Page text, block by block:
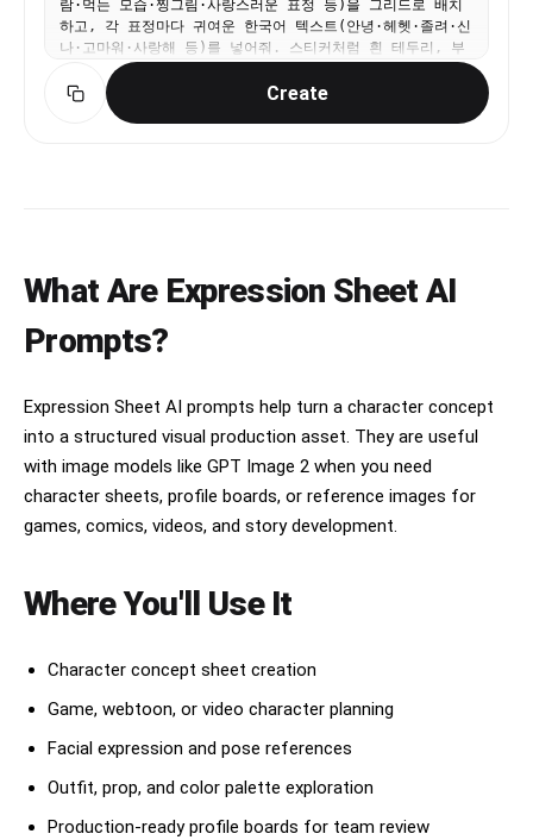
람·먹는 모습·찡그림·사랑스러운 표정 등)을 그리드로 배치
하고, 각 표정마다 귀여운 한국어 텍스트(안녕·헤헷·졸려·신
나·고마워·사랑해 등)를 넣어줘. 스티커처럼 흰 테두리, 부
드러운 색감, 미니 이모지 포함. 실사 기반에 귀엽고 따뜻한
느낌.
Create
What Are Expression Sheet AI
Prompts?
Expression Sheet AI prompts help turn a character concept
into a structured visual production asset. They are useful
with image models like GPT Image 2 when you need
character sheets, profile boards, or reference images for
games, comics, videos, and story development.
Where You'll Use It
Character concept sheet creation
Game, webtoon, or video character planning
Facial expression and pose references
Outfit, prop, and color palette exploration
Production-ready profile boards for team review